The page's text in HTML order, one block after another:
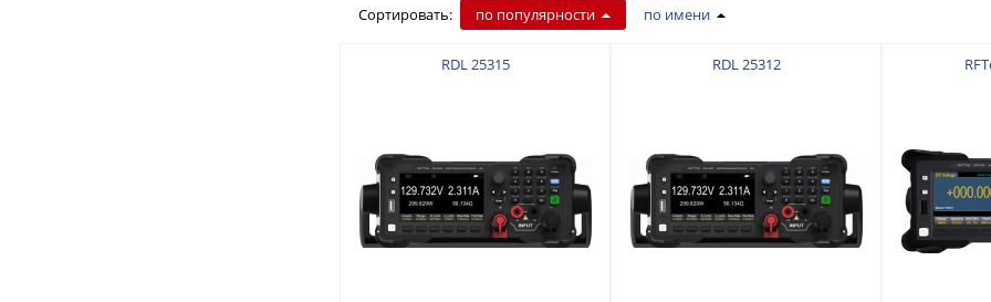
Сортировать: по популярности по имени
RDL 25315 RDL 25312